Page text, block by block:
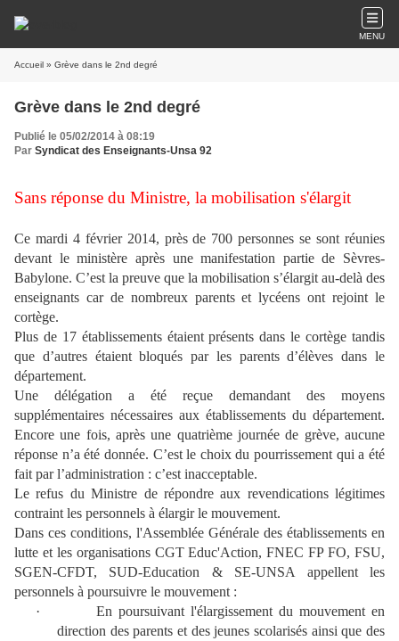
MENU
Accueil » Grève dans le 2nd degré
Grève dans le 2nd degré
Publié le 05/02/2014 à 08:19
Par Syndicat des Enseignants-Unsa 92
Sans réponse du Ministre, la mobilisation s'élargit
Ce mardi 4 février 2014, près de 700 personnes se sont réunies
devant le ministère après une manifestation partie de Sèvres-
Babylone. C’est la preuve que la mobilisation s’élargit au-delà des
enseignants car de nombreux parents et lycéens ont rejoint le
cortège.
Plus de 17 établissements étaient présents dans le cortège tandis
que d’autres étaient bloqués par les parents d’élèves dans le
département.
Une délégation a été reçue demandant des moyens
supplémentaires nécessaires aux établissements du département.
Encore une fois, après une quatrième journée de grève, aucune
réponse n’a été donnée. C’est le choix du pourrissement qui a été
fait par l’administration : c’est inacceptable.
Le refus du Ministre de répondre aux revendications légitimes
contraint les personnels à élargir le mouvement.
Dans ces conditions, l'Assemblée Générale des établissements en
lutte et les organisations CGT Educ'Action, FNEC FP FO, FSU,
SGEN-CFDT, SUD-Education & SE-UNSA appellent les
personnels à poursuivre le mouvement :
·
En poursuivant l'élargissement du mouvement en
direction des parents et des jeunes scolarisés ainsi que des